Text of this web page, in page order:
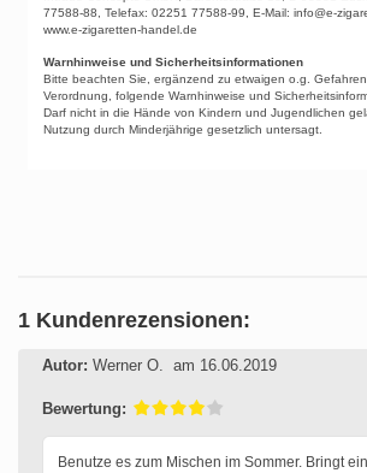
77588-88, Telefax: 02251 77588-99, E-Mail: info@e-
www.e-zigaretten-handel.de
Warnhinweise und Sicherheitsinformationen
Bitte beachten Sie, ergänzend zu etwaigen o.g.
Verordnung, folgende Warnhinweise und
Darf nicht in die Hände von Kindern und Jugendlichen
Nutzung durch Minderjährige gesetzlich untersagt.
1 Kundenrezensionen:
Autor: Werner O. am 16.06.2019
Bewertung:
Benutze es zum Mischen im Sommer. Bringt